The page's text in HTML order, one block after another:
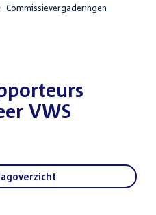
Commissievergaderingen
VWS